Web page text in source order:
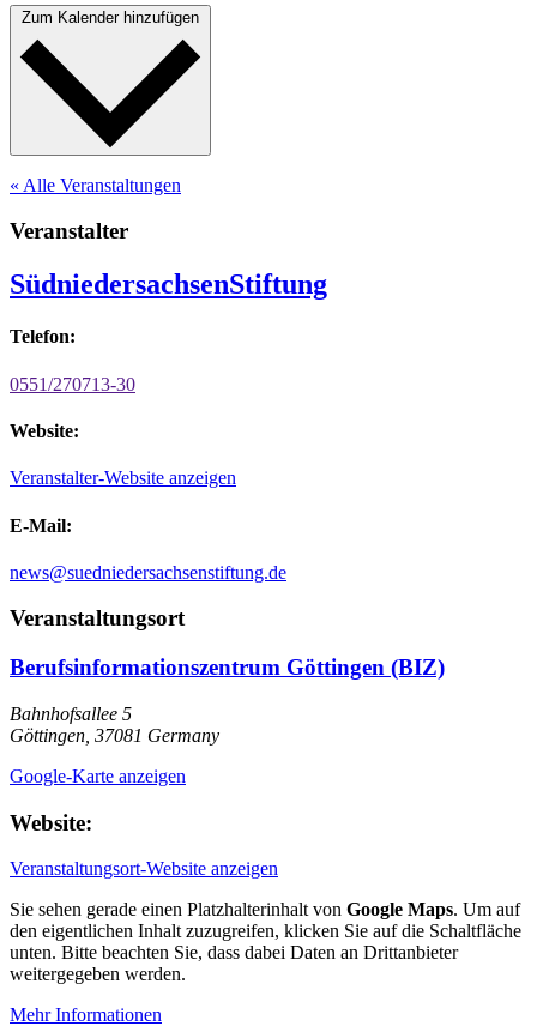
« Alle Veranstaltungen
Veranstalter
SüdniedersachsenStiftung
Telefon:
0551/270713-30
Website:
Veranstalter-Website anzeigen
E-Mail:
news@suedniedersachsenstiftung.de
Veranstaltungsort
Berufsinformationszentrum Göttingen (BIZ)
Bahnhofsallee 5
Göttingen 37081 Germany
Google-Karte anzeigen
Website:
Veranstaltungsort-Website anzeigen
Sie sehen gerade einen Platzhalterinhalt von Google Maps. Um auf
den eigentlichen Inhalt zuzugreifen, klicken Sie auf die Schaltfläche
unten. Bitte beachten Sie, dass dabei Daten an Drittanbieter
weitergegeben werden.
Mehr Informationen